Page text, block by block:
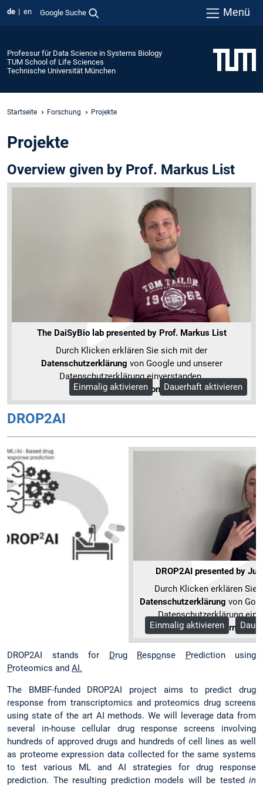
de en Google Suche Menü
Professur für Data Science in Systems Biology
TUM School of Life Sciences
Technische Universität München
Startseite Forschung Projekte
Projekte
Overview given by Prof. Markus List
The DaiSyBio lab presented by Prof. Markus List
Durch Klicken erklären Sie sich mit der
Datenschutzerklärung von Google und unserer
Datenschutzerklärung einverstanden.
Mehr Informationen
Einmalig aktivieren Dauerhaft aktivieren
DROP2AI
DROP2AI presented by
Durch Klicken erklären Sie
Datenschutzerklärung von
Datenschutzerklärung
Mehr
Einmalig aktivieren
DROP2AI stands for Drug Response Prediction using
Proteomics and AI.
The BMBF-funded DROP2AI project aims to predict drug
response from transcriptomics and proteomics drug screens
using state of the art AI methods. We will leverage data from
several in-house cellular drug response screens involving
hundreds of approved drugs and hundreds of cell lines as well
as proteome expression data collected for the same systems
to test various ML and AI strategies for drug response
prediction. The resulting prediction models will be tested in